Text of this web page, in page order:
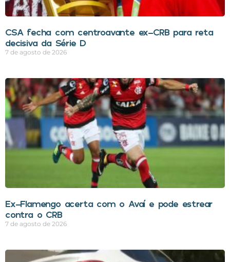
CSA fecha com centroavante ex-CRB para reta
decisiva da Série D
7 de agosto de 2026
Ex-Flamengo acerta com o Avaí e pode estrear
contra o CRB
7 de agosto de 2026